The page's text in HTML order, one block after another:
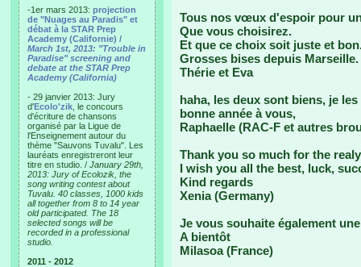
-1er mars 2013: projection
de "Nuages au Paradis" et
débat à la STAR Prep
Academy (Californie) /
March 1st, 2013: "Trouble in
Paradise" screening and
debate at the STAR Prep
Academy (California)
- 29 janvier 2013: Jury
d'Ecolo'zik , le concours
d'écriture de chansons
organisé par la Ligue de
l'Enseignement autour du
thème "Sauvons Tuvalu". Les
lauréats enregistreront leur
titre en studio. / January 29th,
2013: Jury of Ecolozik, the
song writing contest about
Tuvalu. 40 classes, 1000 kids
all together from 8 to 14 year
old participated. The 18
selected songs will be
recorded in a professional
studio.
2011 - 2012
Tous nos vœux d'espoir pour
Que vous choisirez.
Et que ce choix soit juste et
Grosses bises depuis Marseille.
Thérie et Eva
haha, les deux sont biens, je
bonne année à vous,
Raphaelle (RAC-F et autres
Thank you so much for the
I wish you all the best, luck,
Kind regards
Xenia (Germany)
Je vous souhaite également
A bientôt
Milasoa (France)